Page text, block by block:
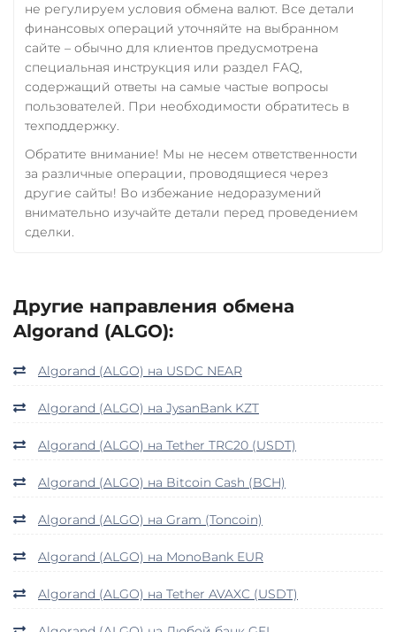
не регулируем условия обмена валют. Все детали
финансовых операций уточняйте на выбранном
сайте – обычно для клиентов предусмотрена
специальная инструкция или раздел FAQ,
содержащий ответы на самые частые вопросы
пользователей. При необходимости обратитесь в
техподдержку.
Обратите внимание! Мы не несем ответственности
за различные операции, проводящиеся через
другие сайты! Во избежание недоразумений
внимательно изучайте детали перед проведением
сделки.
Другие направления обмена
Algorand (ALGO):
Algorand (ALGO) на USDC NEAR
Algorand (ALGO) на JysanBank KZT
Algorand (ALGO) на Tether TRC20 (USDT)
Algorand (ALGO) на Bitcoin Cash (BCH)
Algorand (ALGO) на Gram (Toncoin)
Algorand (ALGO) на MonoBank EUR
Algorand (ALGO) на Tether AVAXC (USDT)